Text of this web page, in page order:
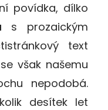
povídka, dílko
s prozaickým
text
však našemu
nepodobá.
desítek let